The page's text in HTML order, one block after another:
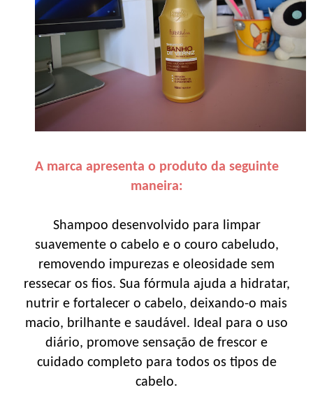
A marca apresenta o produto da seguinte
maneira:
Shampoo desenvolvido para limpar
suavemente o cabelo e o couro cabeludo,
removendo impurezas e oleosidade sem
ressecar os fios. Sua fórmula ajuda a hidratar,
nutrir e fortalecer o cabelo, deixando-o mais
macio, brilhante e saudável. Ideal para o uso
diário, promove sensação de frescor e
cuidado completo para todos os tipos de
cabelo.